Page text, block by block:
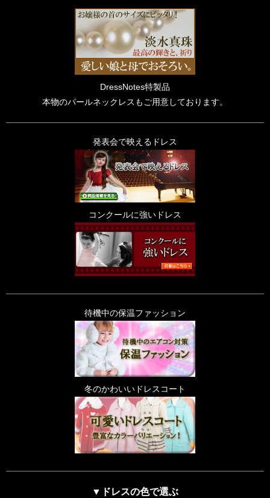
DressNotes特製品
本物のパールネックレスもご用意しております。
発表会で映えるドレス
コンクールに強いドレス
待機中の保温ファッション
冬のかわいいドレスコート
▼ドレスの色で選ぶ